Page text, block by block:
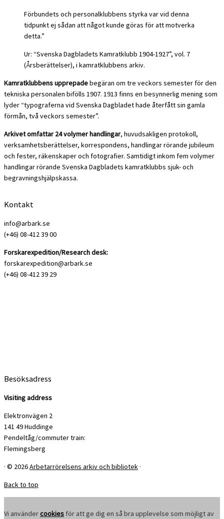
Förbundets och personalklubbens styrka var vid denna
tidpunkt ej sådan att något kunde göras för att motverka
detta.”
Ur: “Svenska Dagbladets Kamratklubb 1904-1927”, vol. 7
(Årsberättelser), i kamratklubbens arkiv.
Kamratklubbens upprepadebegäran om tre veckors semester för den
tekniska personalen bifölls 1907. 1913 finns en besynnerlig mening som
lyder “typograferna vid Svenska Dagbladet hade återfått sin gamla
förmån, två veckors semester”.
Arkivet omfattar 24 volymer handlingar, huvudsakligen protokoll,
verksamhetsberättelser, korrespondens, handlingar rörande jubileum
och fester, räkenskaper och fotografier. Samtidigt inkom fem volymer
handlingar rörande Svenska Dagbladets kamratklubbs sjuk- och
begravningshjälpskassa.
Kontakt
info@arbark.se
(+46) 08-412 39 00
Forskarexpedition/Research desk:
forskarexpedition@arbark.se
(+46) 08-412 39 29
Besöksadress
Visiting address
Elektronvägen 2
141 49 Huddinge
Pendeltåg/commuter train:
Flemingsberg
· © 2026Arbetarrörelsens arkiv och bibliotek ·
Back to top
Vi användercookies för att ge dig en så bra upplevelse som möjligt av